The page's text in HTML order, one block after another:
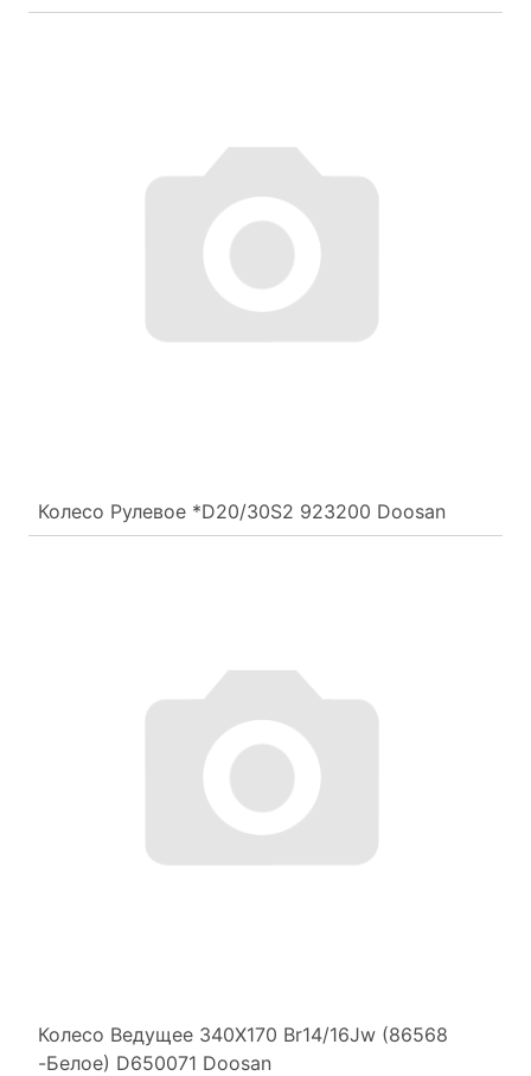
Колесо Рулевое *D20/30S2 923200 Doosan
Колесо Ведущее 340Х170 Br14/16Jw (86568
-Белое) D650071 Doosan